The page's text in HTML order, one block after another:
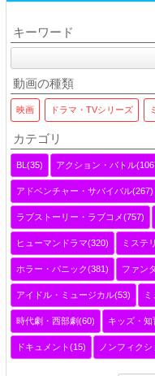
キーワード
動画の種類
映画 ドラマ・TVシリーズ
カテゴリ
BL(35) アクション・バトル
アドベンチャー・サバイバル(267)
ラブストーリー・ラブコメ(757)
ヒューマンドラマ(320) ミステ
ホラー・パニック(381) ファン
アイドル・ミュージカル(53)
時代劇・西部劇(60) キッズ・知
ドキュメント(15) ノンフィク